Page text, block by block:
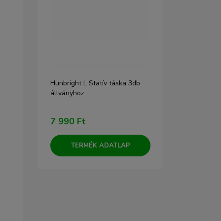
Hunbright L Statív táska 3db
állványhoz
7 990 Ft
TERMÉK ADATLAP